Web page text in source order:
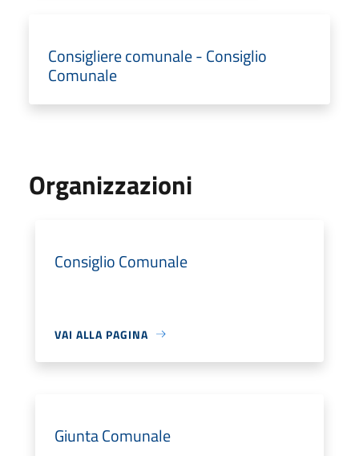
Consigliere comunale - Consiglio
Comunale
Organizzazioni
Consiglio Comunale
VAI ALLA PAGINA
Giunta Comunale